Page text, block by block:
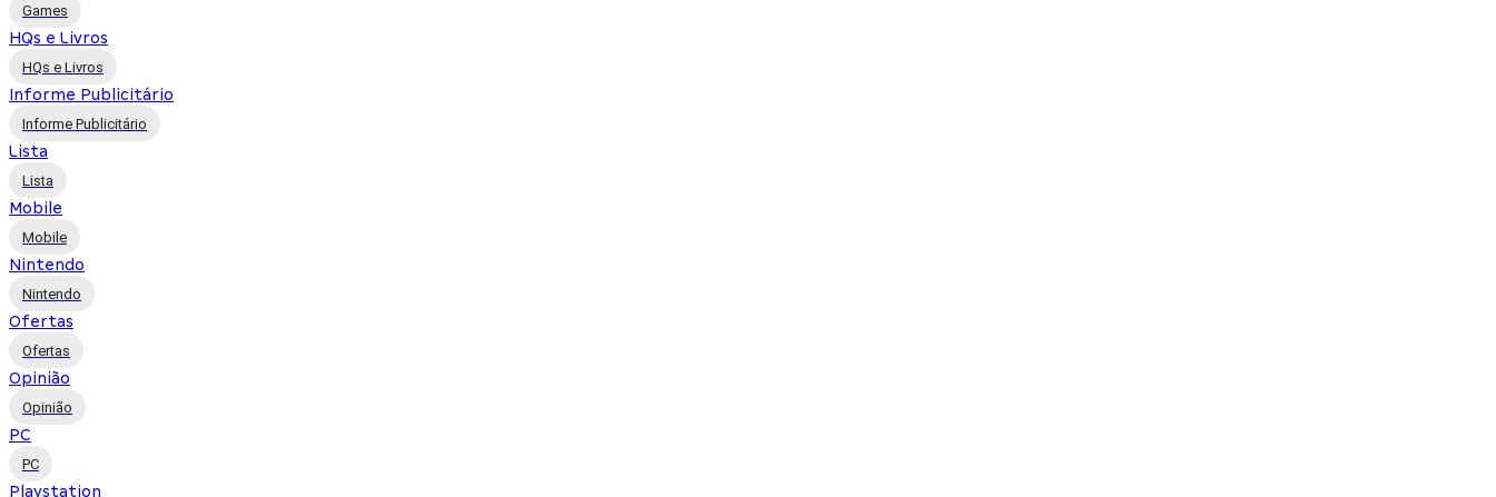
Games
HQs e Livros
HQs e Livros
Informe Publicitário
Informe Publicitário
Lista
Lista
Mobile
Mobile
Nintendo
Nintendo
Ofertas
Ofertas
Opinião
Opinião
PC
PC
Playstation